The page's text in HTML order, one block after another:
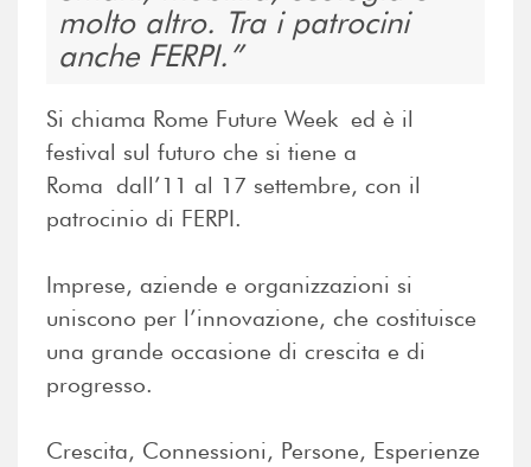
molto altro. Tra i patrocini
anche FERPI.
Si chiama Rome Future Week ed è il
festival sul futuro che si tiene a
Roma dall’11 al 17 settembre, con il
patrocinio di FERPI.
Imprese, aziende e organizzazioni si
uniscono per l’innovazione, che costituisce
una grande occasione di crescita e di
progresso.
Crescita, Connessioni, Persone, Esperienze